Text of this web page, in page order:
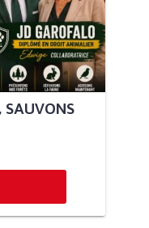
SAUVONS